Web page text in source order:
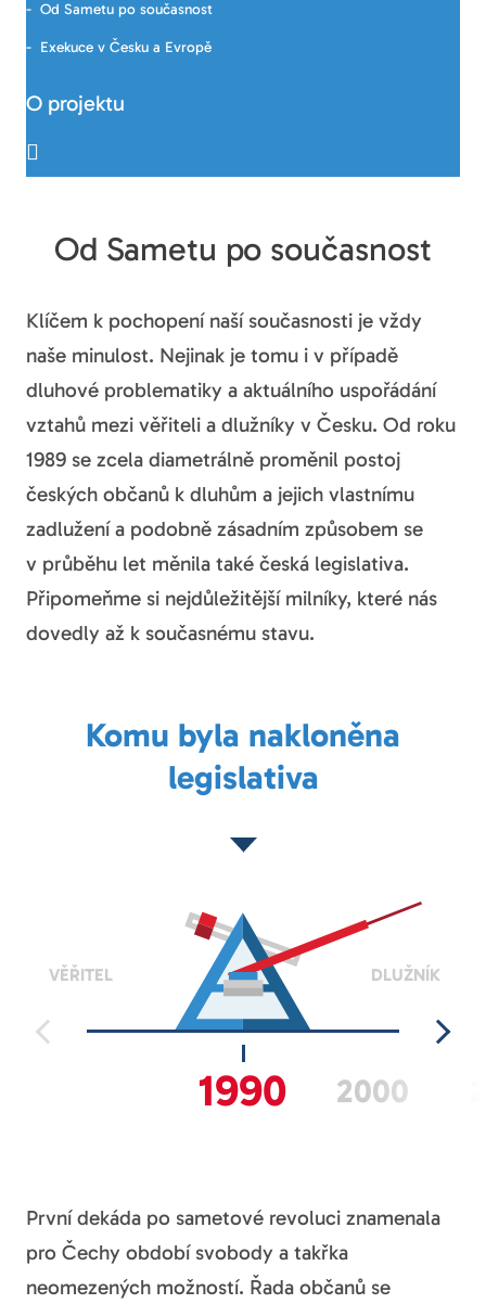
Od Sametu po současnost
Exekuce v Česku a Evropě
O projektu
Od Sametu po současnost
Klíčem k pochopení naší současnosti je vždy
naše minulost. Nejinak je tomu i v případě
dluhové problematiky a aktuálního uspořádání
vztahů mezi věřiteli a dlužníky v Česku. Od roku
1989 se zcela diametrálně proměnil postoj
českých občanů k dluhům a jejich vlastnímu
zadlužení a podobně zásadním způsobem se
v průběhu let měnila také česká legislativa.
Připomeňme si nejdůležitější milníky, které nás
dovedly až k současnému stavu.
Komu byla nakloněna
legislativa
VĚŘITEL DLUŽNÍK
1990 2000
První dekáda po sametové revoluci znamenala
pro Čechy období svobody a takřka
neomezených možností. Řada občanů se